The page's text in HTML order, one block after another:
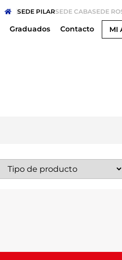
SEDE PILARSEDE CABASEDE
Graduados Contacto MI